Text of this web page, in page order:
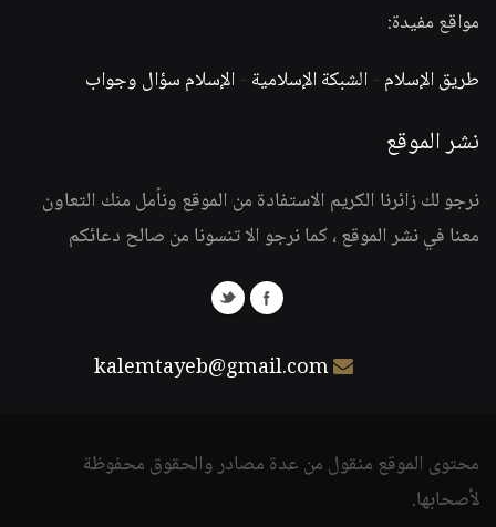
مواقع مفيدة:
طريق الإسلام -الشبكة الإسلامية -الإسلام سؤال وجواب
نشر الموقع
نرجو لك زائرنا الكريم الاستفادة من الموقع ونأمل منك التعاون
معنا في نشر الموقع ، كما نرجو الا تنسونا من صالح دعائكم
kalemtayeb@gmail.com
محتوى الموقع منقول من عدة مصادر والحقوق محفوظة
لأصحابها.